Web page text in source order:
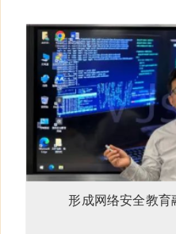
形成网络安全教